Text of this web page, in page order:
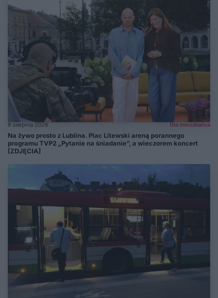
8 sierpnia 2026 Dla mieszkańca
Na żywo prosto z Lublina. Plac Litewski areną porannego
programu TVP2 „Pytanie na śniadanie”, a wieczorem koncert
[ZDJĘCIA]